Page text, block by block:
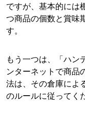
ですが、基本的には
つ商品の個数と賞味
す。
もう一つは、「ハン
ンターネットで商品
法は、その倉庫によ
のルールに従ってく